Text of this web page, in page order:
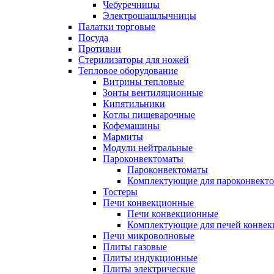
Чебуречницы
Электрошашлычницы
Палатки торговые
Посуда
Противни
Стерилизаторы для ножей
Тепловое оборудование
Витрины тепловые
Зонты вентиляционные
Кипятильники
Котлы пищеварочные
Кофемашины
Мармиты
Модули нейтральные
Пароконвектоматы
Пароконвектоматы
Комплектующие для
Тостеры
Печи конвекционные
Печи конвекционные
Комплектующие для печей
Печи микроволновые
Плиты газовые
Плиты индукционные
Плиты электрические